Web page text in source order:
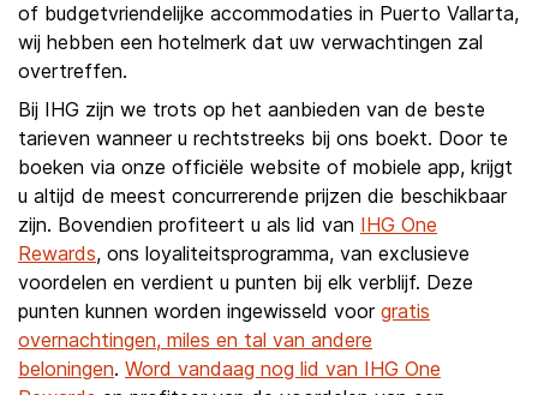
of budgetvriendelijke accommodaties in Puerto Vallarta,
wij hebben een hotelmerk dat uw verwachtingen zal
overtreffen.
Bij IHG zijn we trots op het aanbieden van de beste
tarieven wanneer u rechtstreeks bij ons boekt. Door te
boeken via onze officiële website of mobiele app, krijgt
u altijd de meest concurrerende prijzen die beschikbaar
zijn. Bovendien profiteert u als lid van IHG One
Rewards, ons loyaliteitsprogramma, van exclusieve
voordelen en verdient u punten bij elk verblijf. Deze
punten kunnen worden ingewisseld voor gratis
overnachtingen, miles en tal van andere
beloningen. Word vandaag nog lid van IHG One